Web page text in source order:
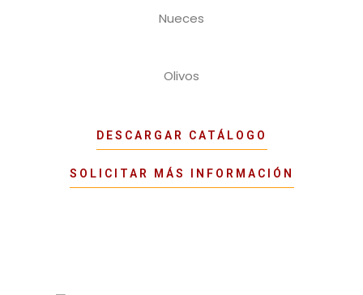
Nueces
Olivos
DESCARGAR CATÁLOGO
SOLICITAR MÁS INFORMACIÓN